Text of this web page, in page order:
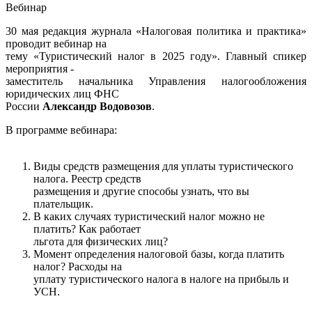
Вебинар
30 мая редакция журнала «Налоговая политика и практика»
проводит вебинар на
тему «Туристический налог в 2025 году». Главный спикер
мероприятия -
заместитель начальника Управления налогообложения
юридических лиц ФНС
России Александр Водовозов.
В программе вебинара:
Виды средств размещения для уплаты туристического
налога. Реестр средств
размещения и другие способы узнать, что вы
плательщик.
В каких случаях туристический налог можно не
платить? Как работает
льгота для физических лиц?
Момент определения налоговой базы, когда платить
налог? Расходы на
уплату туристического налога в налоге на прибыль и
УСН.